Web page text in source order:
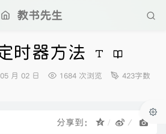
教书先生
时器方法
月 02 日 1684 次浏览
423字数
分享到：